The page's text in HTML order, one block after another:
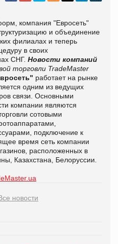
компания "Евросеть"
и объединение
филиалах и теперь
в своих
СНГ. Новости компаний
торговли TradeMaster
работает на рынке
одним из ведущих
связи. Основными
компании являются
сотовыми
подключение к
время сеть компании
расположенных в
Казахстана, Белоруссии.
новости